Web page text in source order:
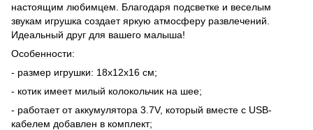
настоящим любимцем. Благодаря подсветке и веселым
звукам игрушка создает яркую атмосферу развлечений.
Идеальный друг для вашего малыша!
Особенности:
- размер игрушки: 18х12х16 см;
- котик имеет милый колокольчик на шее;
- работает от аккумулятора 3.7V, который вместе с USB-
кабелем добавлен в комплект;